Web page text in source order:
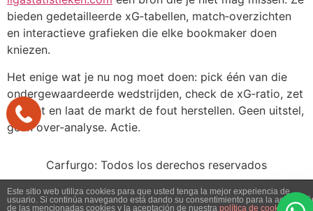
bieden gedetailleerde xG‑tabellen, match‑overzichten
en interactieve grafieken die elke bookmaker doen
kniezen.
Het enige wat je nu nog moet doen: pick één van die
ondergewaardeerde wedstrijden, check de xG‑ratio, zet
je inzet en laat de markt de fout herstellen. Geen uitstel,
geen over-analyse. Actie.
Carfurgo: Todos los derechos reservados
Este sitio web utiliza cookies para que usted tenga la mejor experiencia de
usuario. Si continúa navegando está dando su consentimiento para la
de las mencionadas cookies y la aceptación de nuestra política de cookies,